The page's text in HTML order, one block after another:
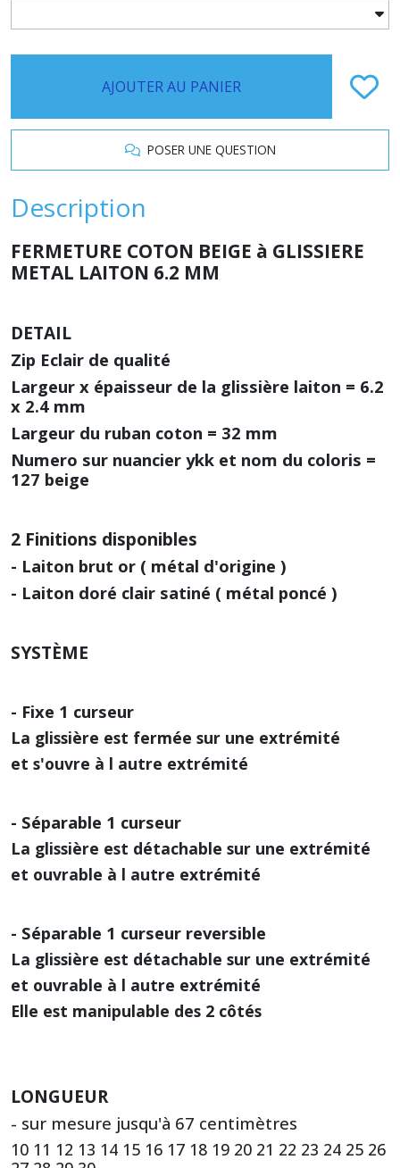
AJOUTER AU PANIER
POSER UNE QUESTION
Description
FERMETURE COTON BEIGE à GLISSIERE
METAL LAITON 6.2 MM
DETAIL
Zip Eclair de qualité
Largeur x épaisseur de la glissière laiton = 6.2
x 2.4 mm
Largeur du ruban coton = 32 mm
Numero sur nuancier ykk et nom du coloris =
127 beige
2 Finitions disponibles
- Laiton brut or ( métal d'origine )
- Laiton doré clair satiné ( métal poncé )
SYSTÈME
- Fixe 1 curseur
La glissière est fermée sur une extrémité
et s'ouvre à l autre extrémité
- Séparable 1 curseur
La glissière est détachable sur une extrémité
et ouvrable à l autre extrémité
- Séparable 1 curseur reversible
La glissière est détachable sur une extrémité
et ouvrable à l autre extrémité
Elle est manipulable des 2 côtés
LONGUEUR
- sur mesure jusqu'à 67 centimètres
10 11 12 13 14 15 16 17 18 19 20 21 22 23 24 25 26